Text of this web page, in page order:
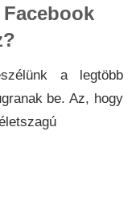
a legtöbb
be. Az, hogy